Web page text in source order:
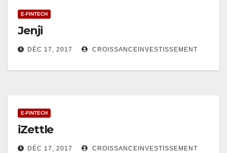
E-FINTECH
Jenji
DÉC 17, 2017 CROISSANCEINVESTISSEMENT
E-FINTECH
iZettle
DÉC 17, 2017 CROISSANCEINVESTISSEMENT